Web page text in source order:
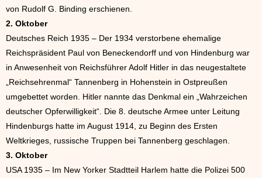
von Rudolf G. Binding erschienen.
2. Oktober
Deutsches Reich 1935 – Der 1934 verstorbene ehemalige
Reichspräsident Paul von Beneckendorff und von Hindenburg war
in Anwesenheit von Reichsführer Adolf Hitler in das neugestaltete
„Reichsehrenmal“ Tannenberg in Hohenstein in Ostpreußen
umgebettet worden. Hitler nannte das Denkmal ein „Wahrzeichen
deutscher Opferwilligkeit“. Die 8. deutsche Armee unter Leitung
Hindenburgs hatte im August 1914, zu Beginn des Ersten
Weltkrieges, russische Truppen bei Tannenberg geschlagen.
3. Oktober
USA 1935 – Im New Yorker Stadtteil Harlem hatte die Polizei 500